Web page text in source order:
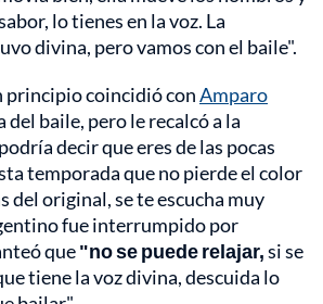
lo tienes en la voz. La
divina, pero vamos con el baile".
principio coincidió conAmparo
del baile, pero le recalcó a la
decir que eres de las pocas
temporada que no pierde el color
del original, se te escucha muy
fue interrumpido por
que"no se puede relajar,si se
tiene la voz divina, descuida lo